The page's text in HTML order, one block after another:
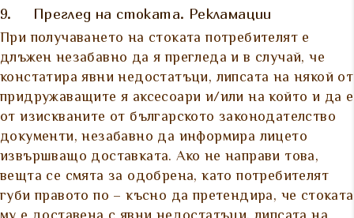
9. Преглед на стоката. Рекламации
При получаването на стоката потребителят е
длъжен незабавно да я прегледа и в случай, че
констатира явни недостатъци, липсата на някой от
придружаващите я аксесоари и/или на който и да е
от изискваните от българското законодателство
документи, незабавно да информира лицето
извършващо доставката. Ако не направи това,
вещта се смята за одобрена, като потребителят
губи правото по – късно да претендира, че стоката